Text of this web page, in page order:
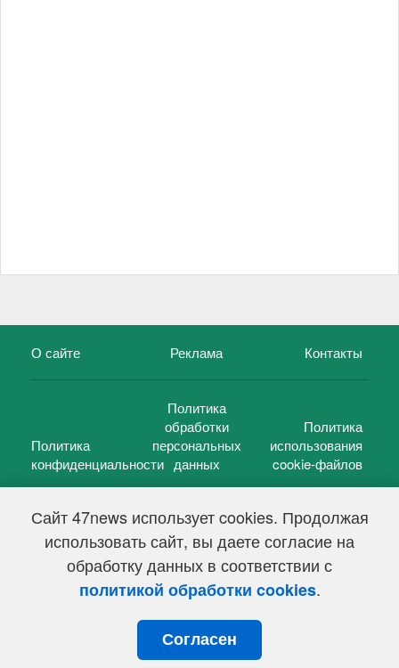
Сайт 47news использует cookies. Продолжая
использовать сайт, вы даете согласие на
обработку данных в соответствии с
политикой обработки cookies.
Согласен
О сайте Реклама Контакты
Политика
конфиденциальности
Политика
обработки
персональных
данных
Политика
использования
cookie-файлов
47 новостей (47 news)2005 — 2026 г.
Свидетельство о регистрации СМИ Эл № ФС 77-39848, выдано
Федеральной службой по надзору в сфере связи,
информационных технологий и массовых коммуникаций